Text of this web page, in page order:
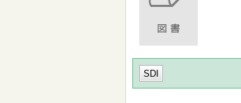
SDI